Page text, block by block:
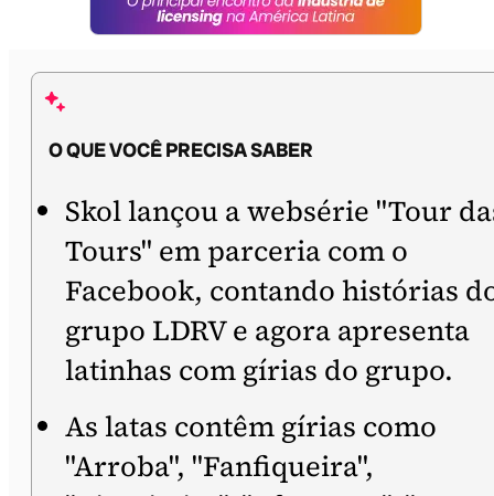
O QUE VOCÊ PRECISA SABER
Skol lançou a websérie "Tour
Tours" em parceria com o
Facebook, contando histórias
grupo LDRV e agora apresenta
latinhas com gírias do grupo.
As latas contêm gírias como
"Arroba", "Fanfiqueira",